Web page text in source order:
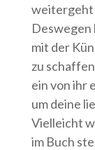
weitergeht
Deswegen
mit der
zu
ein von ihr
um deine
Vielleicht
im Buch